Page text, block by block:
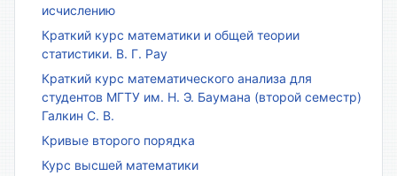
исчислению
Краткий курс математики и общей теории
статистики. В. Г. Рау
Краткий курс математического анализа для
студентов МГТУ им. Н. Э. Баумана (второй семестр)
Галкин С. В.
Кривые второго порядка
Курс высшей математики